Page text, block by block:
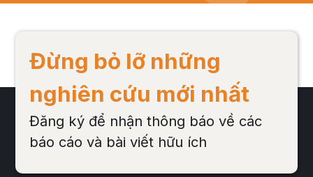
Đừng bỏ lỡ những
nghiên cứu mới nhất
Đăng ký để nhận thông báo về các
báo cáo và bài viết hữu ích